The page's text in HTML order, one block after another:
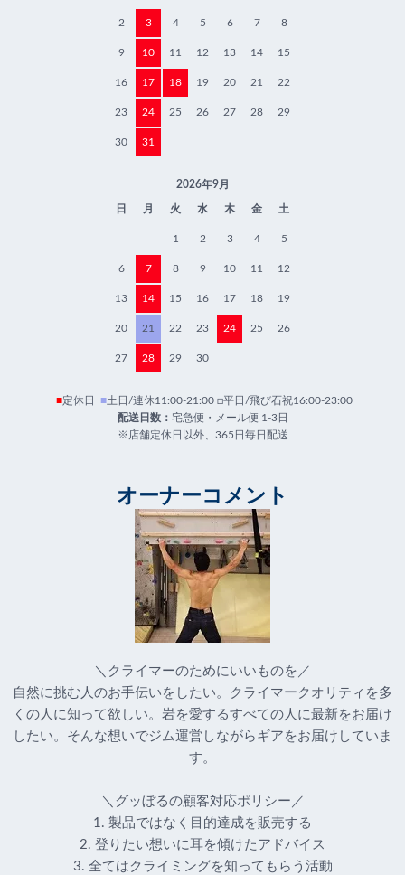
2 3 4 5 6 7 8
9 10 11 12 13 14 15
16 17 18 19 20 21 22
23 24 25 26 27 28 29
30 31
2026年9月
日 月 火 水 木 金 土
1 2 3 4 5
6 7 8 9 10 11 12
13 14 15 16 17 18 19
20 21 22 23 24 25 26
27 28 29 30
■定休日 ■土日/連休11:00-21:00 □平日/飛び石祝16:00-23:00
配送日数： 宅急便・メール便 1-3日
※店舗定休日以外、365日毎日配送
オーナーコメント
＼クライマーのためにいいものを／
自然に挑む人のお手伝いをしたい。クライマークオリティを多
くの人に知って欲しい。岩を愛するすべての人に最新をお届け
したい。そんな想いでジム運営しながらギアをお届けしていま
す。
＼グッぼるの顧客対応ポリシー／
1. 製品ではなく目的達成を販売する
2. 登りたい想いに耳を傾けたアドバイス
3. 全てはクライミングを知ってもらう活動